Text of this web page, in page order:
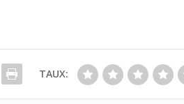
TAUX: